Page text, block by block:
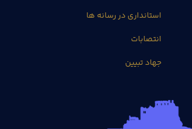
استانداری در رسانه ها
انتصابات
جهاد تبیین